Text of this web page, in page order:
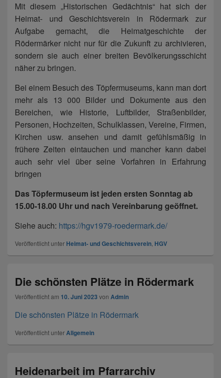
Mit diesem „Historischen Gedächtnis“ hat sich der
Heimat- und Geschichtsverein in Rödermark zur
Aufgabe gemacht, die Heimatgeschichte der
Rödermärker nicht nur für die Zukunft zu archivieren,
sondern sie auch einer breiten Bevölkerungsschicht
näher zu bringen.
Bei einem Besuch des Töpfermuseums, kann man dort
mehr als 13 000 Bilder und Dokumente aus den
Bereichen, wie Historie, Luftbilder, Straßenbilder,
Personen, Hochzeiten, Schulklassen, Vereine, Firmen,
Kirchen usw. ansehen und damit gefühlsmäßig in
frühere Zeiten eintauchen und mancher kann dabei
auch sehr viel über seine Vorfahren in Erfahrung
bringen
Das Töpfermuseum ist jeden ersten Sonntag ab
15.00-18.00 Uhr und nach Vereinbarung geöffnet.
Siehe auch: https://hgv1979-roedermark.de/
Veröffentlicht unter Heimat- und Geschichtsverein, HGV
Die schönsten Plätze in Rödermark
Veröffentlicht am 10. Juni 2023 von Admin
Die schönsten Plätze in Rödermark
Veröffentlicht unterAllgemein
Heidenarbeit im Pfarrarchiv